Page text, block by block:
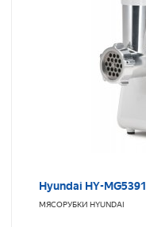
Hyundai HY-MG5391
МЯСОРУБКИ HYUNDAI